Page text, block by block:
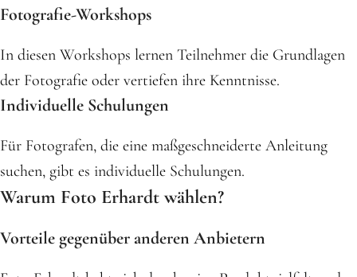
Fotografie-Workshops
In diesen Workshops lernen Teilnehmer die Grundlagen
der Fotografie oder vertiefen ihre Kenntnisse.
Individuelle Schulungen
Für Fotografen, die eine maßgeschneiderte Anleitung
suchen, gibt es individuelle Schulungen.
Warum Foto Erhardt wählen?
Vorteile gegenüber anderen Anbietern